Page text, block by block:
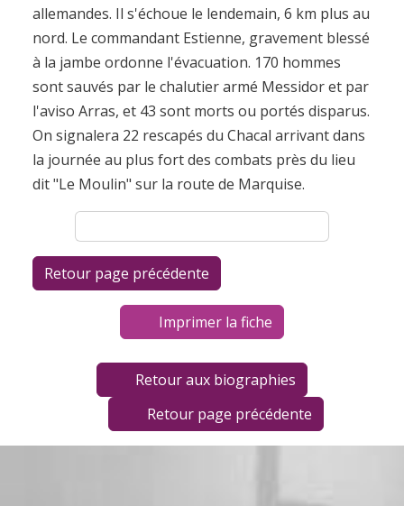
allemandes. Il s'échoue le lendemain, 6 km plus au
nord. Le commandant Estienne, gravement blessé
à la jambe ordonne l'évacuation. 170 hommes
sont sauvés par le chalutier armé Messidor et par
l'aviso Arras, et 43 sont morts ou portés disparus.
On signalera 22 rescapés du Chacal arrivant dans
la journée au plus fort des combats près du lieu
dit "Le Moulin" sur la route de Marquise.
Imprimer la fiche
Retour aux biographies
Retour page précédente